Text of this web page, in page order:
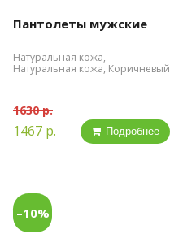
Пантолеты мужские
Натуральная кожа,
Натуральная кожа, Коричневый
1630 р.
1467 р. Подробнее
–10%